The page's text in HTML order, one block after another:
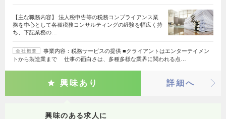
【主な職務内容】 法人税申告等の税務コンプライアンス業
務を中心として各種税務コンサルティングの経験を幅広く持
ち、下記業務の…
会社概要
事業内容：税務サービスの提供 ■クライアントはエンターテイメン
トから製造業まで 仕事の面白さは、多種多様な業界に関われる点…
興味あり 詳細へ
興味のある求人に